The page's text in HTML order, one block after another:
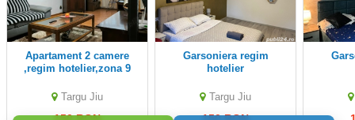
Apartament 2 camere
,regim hotelier,zona 9
Targu Jiu
Garsoniera regim
hotelier
Targu Jiu
Garsoniera regim